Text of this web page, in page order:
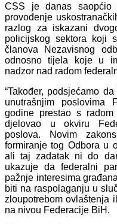
CSS je danas saopćio
provođenje
razlog za iskazani
policijskog sektora koji
članova Nezavisnog
odnosno tijela koje u
nadzor nad radom
“Također, podsjećamo
unutrašnjim poslovima
godine prestao s
djelovao u okviru
poslova. Novim
formiranje tog Odbora u
ali taj zadatak ni do
ukazuje da federalni
pažnje interesima
biti na raspolaganju u
zloupotrebom ovlaštenja
na nivou Federacije BiH.